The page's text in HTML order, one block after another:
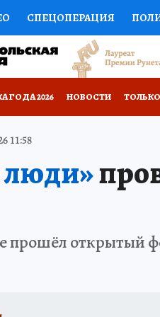
СПЕЦОПЕРАЦИЯ
НАУКА СПОРТ
НОВОЕ
ГОДА 2026 НОВОСТИ ТОЛЬКО
РОССИЯ
11:58
прошёл открытый